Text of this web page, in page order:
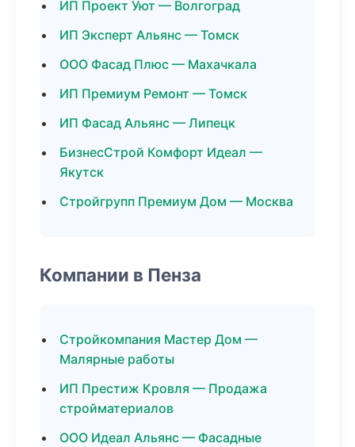
ИП Проект Уют — Волгоград
ИП Эксперт Альянс — Томск
ООО Фасад Плюс — Махачкала
ИП Премиум Ремонт — Томск
ИП Фасад Альянс — Липецк
БизнесСтрой Комфорт Идеал —
Якутск
Стройгрупп Премиум Дом — Москва
Компании в Пенза
Стройкомпания Мастер Дом —
Малярные работы
ИП Престиж Кровля — Продажа
стройматериалов
ООО Идеал Альянс — Фасадные